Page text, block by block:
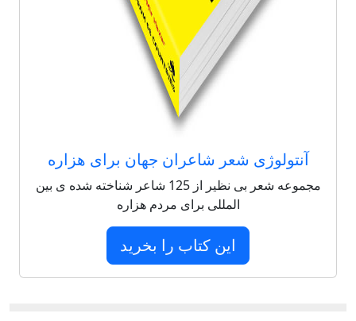
آنتولوژی شعر شاعران جهان برای هزاره
مجموعه شعر بی نظیر از 125 شاعر شناخته شده ی بین
المللی برای مردم هزاره
این کتاب را بخرید